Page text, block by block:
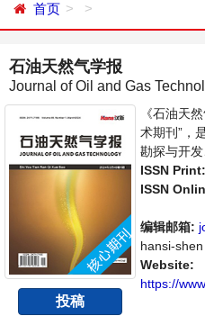
首页
石油天然气学报
Journal of Oil and Gas
投稿
《石油天
术期刊”，
勘探与开发
学术论文
术创新，
者、科研人
石油技术
台。领域：
工程、油
ISSN Print:
ISSN
编辑邮箱:
hansi-shen
Website:
https://